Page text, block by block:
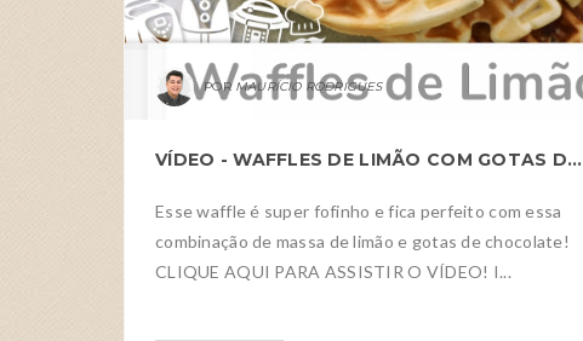
MAURÍCIO RODRIGUES
VÍDEO - WAFFLES DE LIMÃO COM GOTAS DE CHOCOLATE
Esse waffle é super fofinho e fica perfeito com essa
combinação de massa de limão e gotas de chocolate!
CLIQUE AQUI PARA ASSISTIR O VÍDEO! I...